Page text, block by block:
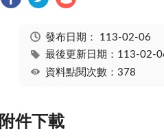
發布日期： 113-02-06
最後更新日期：113-02-
資料點閱次數：378
附件下載